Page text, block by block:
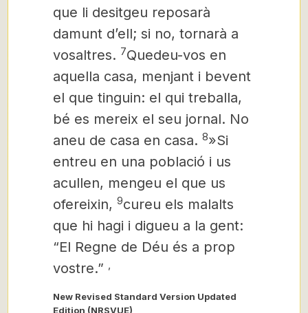
que li desitgeu reposarà
damunt d’ell; si no, tornarà a
vosaltres. 7Quedeu-vos en
aquella casa, menjant i bevent
el que tinguin: el qui treballa,
bé es mereix el seu jornal. No
aneu de casa en casa. 8»Si
entreu en una població i us
acullen, mengeu el que us
ofereixin, 9cureu els malalts
que hi hagi i digueu a la gent:
“El Regne de Déu és a prop
vostre.”
New Revised Standard Version Updated
Edition (NRSVUE)